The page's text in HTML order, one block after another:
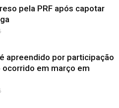
pela PRF após capotar
apreendido por participação
em março em